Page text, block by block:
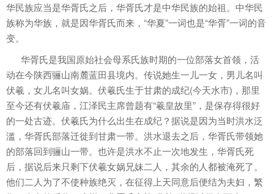
华民族应当是华胥氏之后，华胥氏才是中华民族的始祖。中华民
族称为华族，就是因华胥氏而来，“华夏”一词也是“华胥”一词的音
变。
华胥氏是我国原始社会母系氏族时期的一位部落女首领，活
动在今陕西骊山南麓蓝田县境内。传说她生一儿一女，男儿名叫
伏羲，女儿名叫女娲。伏羲氏生于甘肃的成纪(今天水市)，那里
至今还有伏羲庙，江泽民主席曾题有“羲皇故里”，是保存得很好
的一处古迹。伏羲氏为什么出生在成纪？据说是因为当时洪水泛
滥，华胥氏部落迁徙到甘肃一带。洪水退去之后，华胥氏带领她
的部落回到骊山一带。也许是洪水不止一次地发生，华胥氏死
后，据说后来只剩下伏羲女娲兄妹二人，其余的人都被淹死了。
他们二人为了不使种族绝灭，在征得上天同意后便结为夫妇，繁